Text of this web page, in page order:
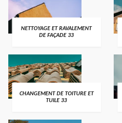
NETTOYAGE ET RAVALEMENT
DE FAÇADE 33
CHANGEMENT DE TOITURE ET
TUILE 33